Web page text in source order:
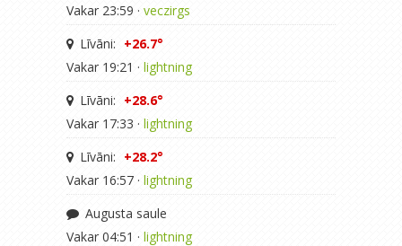
Vakar 23:59 · veczirgs
Līvāni: +26.7°
Vakar 19:21 · lightning
Līvāni: +28.6°
Vakar 17:33 · lightning
Līvāni: +28.2°
Vakar 16:57 · lightning
Augusta saule
Vakar 04:51 · lightning